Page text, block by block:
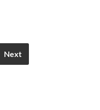
Next